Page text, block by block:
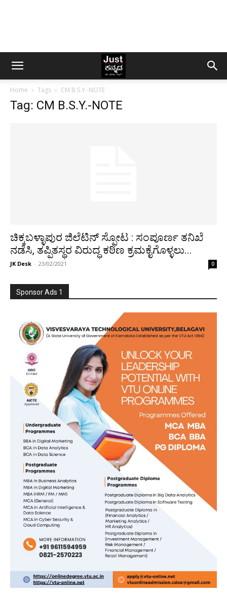
Home Tags CM B.S.Y.-NOTE
Tag: CM B.S.Y.-NOTE
ಚಿಕ್ಕಬಳ್ಳಾಪುರ ಜಿಲೆಟಿನ್ ಸ್ಫೋಟ : ಸಂಪೂರ್ಣ ತನಿಖೆ
ನಡೆಸಿ, ತಪ್ಪಿತಸ್ಥರ ವಿರುದ್ಧ ಕಠಿಣ ಕ್ರಮಕೈಗೊಳ್ಳಲು...
JK Desk - 23/02/2021 0
Sponsor Ads 1